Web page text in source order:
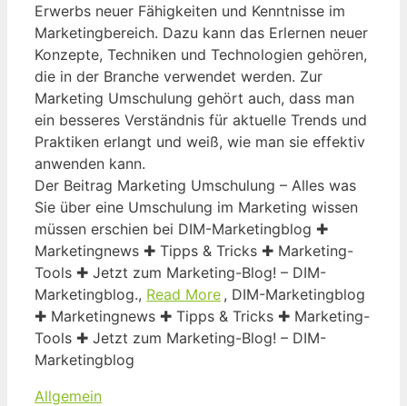
Erwerbs neuer Fähigkeiten und Kenntnisse im
Marketingbereich. Dazu kann das Erlernen neuer
Konzepte, Techniken und Technologien gehören,
die in der Branche verwendet werden. Zur
Marketing Umschulung gehört auch, dass man
ein besseres Verständnis für aktuelle Trends und
Praktiken erlangt und weiß, wie man sie effektiv
anwenden kann.
Der Beitrag Marketing Umschulung – Alles was
Sie über eine Umschulung im Marketing wissen
müssen erschien bei DIM-Marketingblog ✚
Marketingnews ✚ Tipps & Tricks ✚ Marketing-
Tools ✚ Jetzt zum Marketing-Blog! – DIM-
Marketingblog., Read More , DIM-Marketingblog
✚ Marketingnews ✚ Tipps & Tricks ✚ Marketing-
Tools ✚ Jetzt zum Marketing-Blog! – DIM-
Marketingblog
Kategorien
Allgemein